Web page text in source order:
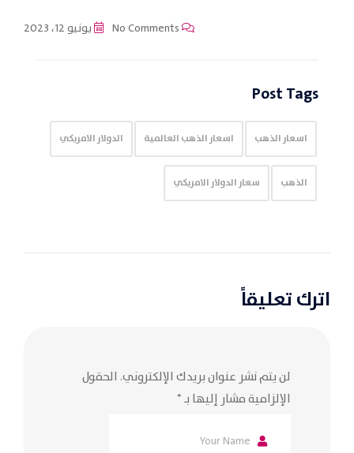
يونيو 12، 2023
Post Tags
اسعار الذهب اسعار الذهب العالمية الدولار الامريكي
الذهب سعار الدولار الامريكي
اترك تعليقاً
لن يتم نشر عنوان بريدك الإلكتروني. الحقول
الإلزامية مشار إليها بـ*